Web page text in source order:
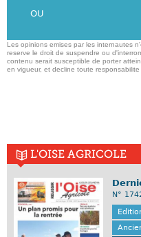
OU
Les opinions emises par les internautes
reserve le droit de suspendre ou
contenu serait susceptible de porter
en vigueur, et decline toute
L'OISE AGRICOLE
N°